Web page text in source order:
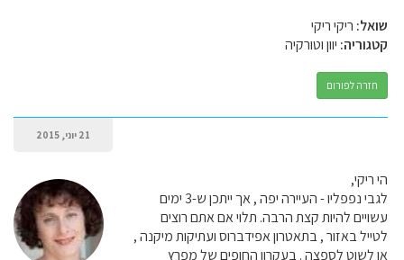
שואל: ריקי ריקי
קטגוריה: יוון וטורקיה
חזרה לפורום
21 יוני, 2015
הי ריקי,
לגבי נפפליו - העיירה יפה , אך ייתכן ש-3 ימים
עשויים להיות קצת הרבה. תלוי אם אתם רוצים
לטייל באזור , בתאטרון אפידברוס ועתיקות מיקנה ,
או לשוט לספצה . בעקרון החופים של מפרץ